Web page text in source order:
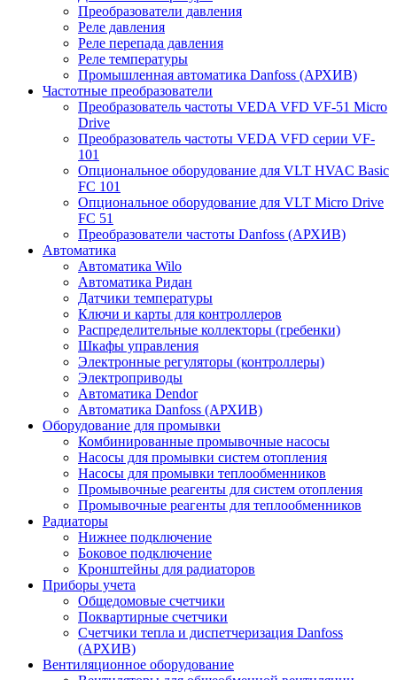
Преобразователи давления
Реле давления
Реле перепада давления
Реле температуры
Промышленная автоматика Danfoss (АРХИВ)
Частотные преобразователи
Преобразователь частоты VEDA VFD VF-51 Micro
Drive
Преобразователь частоты VEDA VFD серии VF-
101
Опциональное оборудование для VLT HVAC Basic
FC 101
Опциональное оборудование для VLT Micro Drive
FC 51
Преобразователи частоты Danfoss (АРХИВ)
Автоматика
Автоматика Wilo
Автоматика Ридан
Датчики температуры
Ключи и карты для контроллеров
Распределительные коллекторы (гребенки)
Шкафы управления
Электронные регуляторы (контроллеры)
Электроприводы
Автоматика Dendor
Автоматика Danfoss (АРХИВ)
Оборудование для промывки
Комбинированные промывочные насосы
Насосы для промывки систем отопления
Насосы для промывки теплообменников
Промывочные реагенты для систем отопления
Промывочные реагенты для теплообменников
Радиаторы
Нижнее подключение
Боковое подключение
Кронштейны для радиаторов
Приборы учета
Общедомовые счетчики
Поквартирные счетчики
Счетчики тепла и диспетчеризация Danfoss
(АРХИВ)
Вентиляционное оборудование